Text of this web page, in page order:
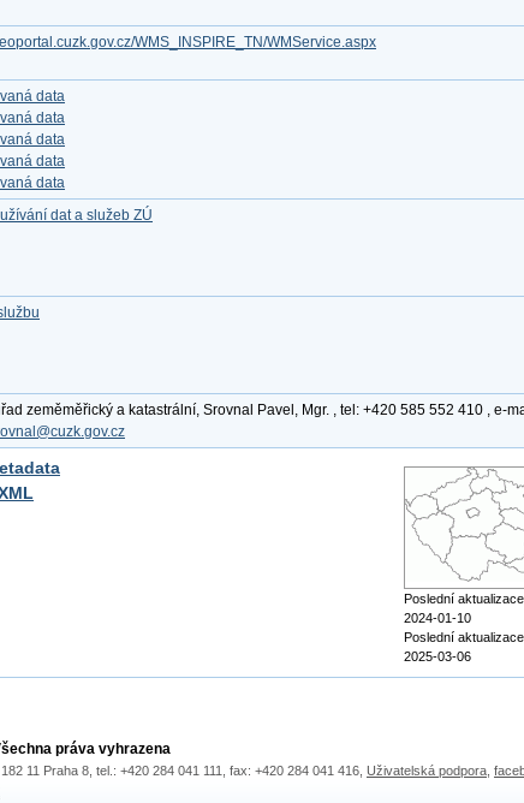
WMS_INSPIRE_TN/WMService.aspx
data
data
data
data
data
dat a služeb ZÚ
zeměměřický a katastrální, Srovnal Pavel, Mgr. , tel: +420 585 552 410 , e-
Poslední
2024-01-10
Poslední
2025-03-06
práva vyhrazena
11 Praha 8, tel.: +420 284 041 111, fax: +420 284 041 416, Uživatelská podpora